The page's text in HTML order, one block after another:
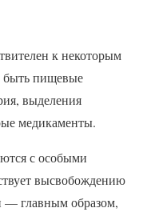
к некоторым
быть пищевые
выделения
медикаменты.
с особыми
высвобождению
— главным образом,